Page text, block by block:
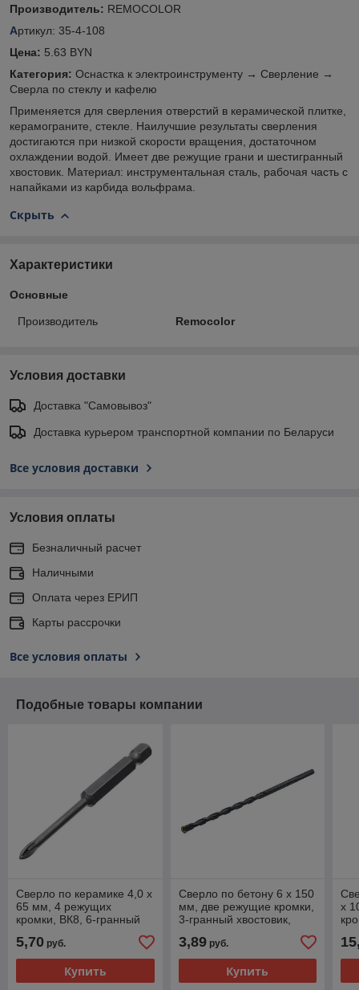
Производитель: REMOCOLOR
Артикул: 35-4-108
Цена: 5.63 BYN
Категория: Оснастка к электроинструменту → Сверление →
Сверла по стеклу и кафелю
Применяется для сверления отверстий в керамической плитке,
керамограните, стекле. Наилучшие результаты сверления
достигаются при низкой скорости вращения, достаточном
охлаждении водой. Имеет две режущие грани и шестигранный
хвостовик. Материал: инструментальная сталь, рабочая часть с
напайками из карбида вольфрама.
Скрыть
Характеристики
Основные
Производитель Remocolor
Условия доставки
Доставка "Самовывоз"
Доставка курьером транспортной компании по Беларуси
Все условия доставки
Условия оплаты
Безналичный расчет
Наличными
Оплата через ЕРИП
Карты рассрочки
Все условия оплаты
Подобные товары компании
Сверло по керамике 4,0 х
65 мм, 4 режущих
кромки, ВК8, 6-гранный
5,70 руб.
Купить
Сверло по бетону 6 х 150
мм, две режущие кромки,
3-гранный хвостовик,
оксидированное - 36-9-
061
3,89руб.
Купить
х